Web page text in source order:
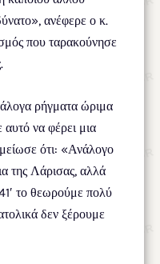
ανέφερε ο κ.
που ταρακούνησε
ρήγματα ώριμα
να φέρει μια
ότι: «Ανάλογο
της Λάρισας, αλλά
το θεωρούμε πολύ
δεν ξέρουμε